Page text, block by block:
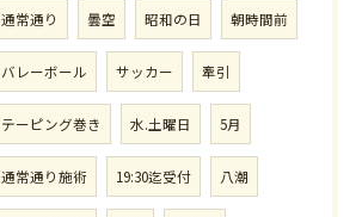
通常通り 曇空 昭和の日 朝時間前
バレーボール サッカー 牽引
テーピング巻き 水.土曜日 5月
通常通り施術 19:30迄受付 八潮